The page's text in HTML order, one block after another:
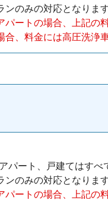
ンのみの対応となりま
パートの場合、上記の
合、料金には高圧洗浄
パート、戸建てはす
ンのみの対応となりま
パートの場合、上記の